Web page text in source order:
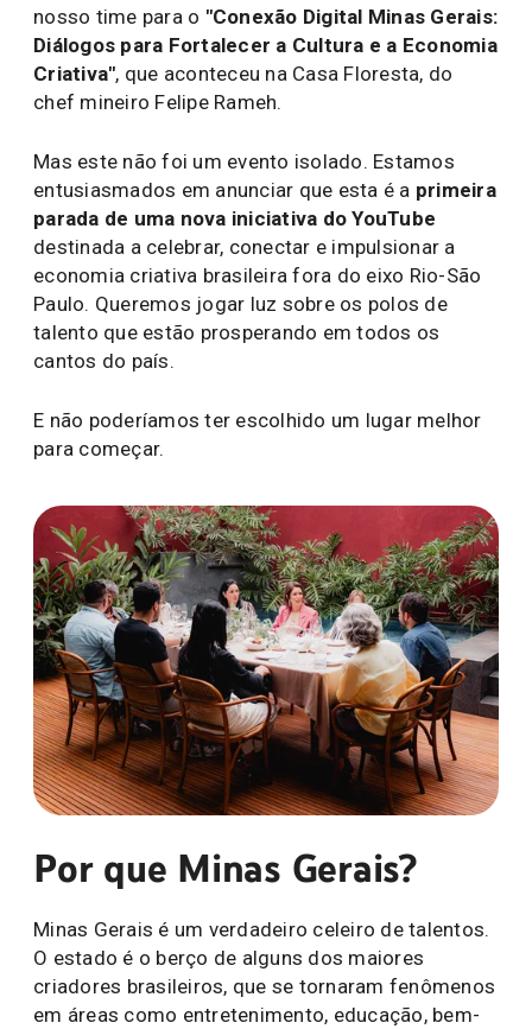
nosso time para o "Conexão Digital Minas Gerais:
Diálogos para Fortalecer a Cultura e a Economia
Criativa", que aconteceu na Casa Floresta, do
chef mineiro Felipe Rameh.
Mas este não foi um evento isolado. Estamos
entusiasmados em anunciar que esta é a primeira
parada de uma nova iniciativa do YouTube
destinada a celebrar, conectar e impulsionar a
economia criativa brasileira fora do eixo Rio-São
Paulo. Queremos jogar luz sobre os polos de
talento que estão prosperando em todos os
cantos do país.
E não poderíamos ter escolhido um lugar melhor
para começar.
Por que Minas Gerais?
Minas Gerais é um verdadeiro celeiro de talentos.
O estado é o berço de alguns dos maiores
criadores brasileiros, que se tornaram fenômenos
em áreas como entretenimento, educação, bem-